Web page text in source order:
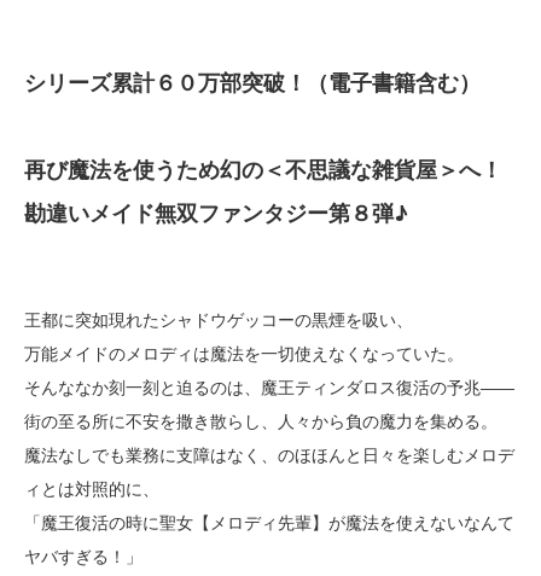
シリーズ累計６０万部突破！（電子書籍含む）
再び魔法を使うため幻の＜不思議な雑貨屋＞へ！
勘違いメイド無双ファンタジー第８弾♪
王都に突如現れたシャドウゲッコーの黒煙を吸い、
万能メイドのメロディは魔法を一切使えなくなっていた。
そんななか刻一刻と迫るのは、魔王ティンダロス復活の予兆――
街の至る所に不安を撒き散らし、人々から負の魔力を集める。
魔法なしでも業務に支障はなく、のほほんと日々を楽しむメロデ
ィとは対照的に、
「魔王復活の時に聖女【メロディ先輩】が魔法を使えないなんて
ヤバすぎる！」